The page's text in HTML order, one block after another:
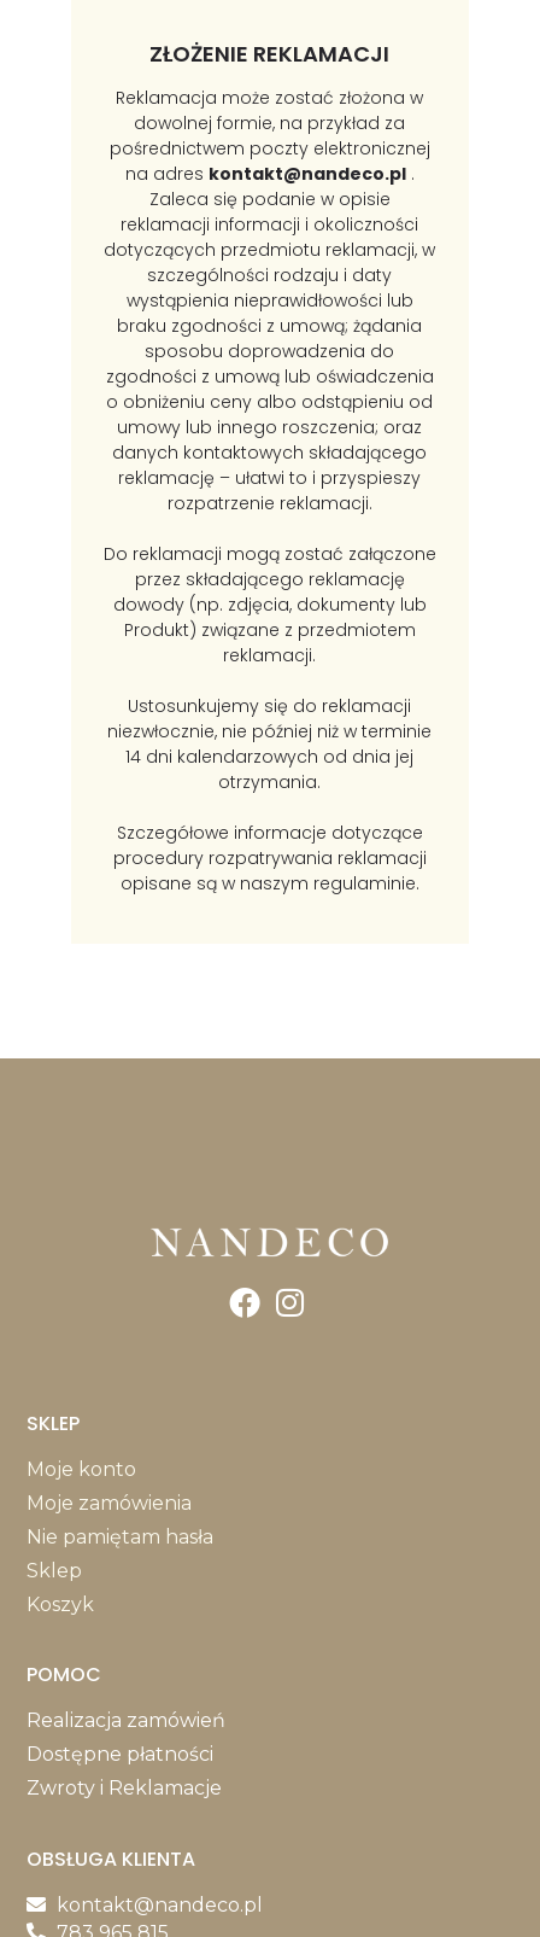
ZŁOŻENIE REKLAMACJI
Reklamacja może zostać złożona w
dowolnej formie, na przykład za
pośrednictwem poczty elektronicznej
na adres kontakt@nandeco.pl.
Zaleca się podanie w opisie
reklamacji informacji i okoliczności
dotyczących przedmiotu reklamacji, w
szczególności rodzaju i daty
wystąpienia nieprawidłowości lub
braku zgodności z umową; żądania
sposobu doprowadzenia do
zgodności z umową lub oświadczenia
o obniżeniu ceny albo odstąpieniu od
umowy lub innego roszczenia; oraz
danych kontaktowych składającego
reklamację – ułatwi to i przyspieszy
rozpatrzenie reklamacji.
Do reklamacji mogą zostać załączone
przez składającego reklamację
dowody (np. zdjęcia, dokumenty lub
Produkt) związane z przedmiotem
reklamacji.
Ustosunkujemy się do reklamacji
niezwłocznie, nie później niż w terminie
14 dni kalendarzowych od dnia jej
otrzymania.
Szczegółowe informacje dotyczące
procedury rozpatrywania reklamacji
opisane są w naszym regulaminie.
SKLEP
Moje konto
Moje zamówienia
Nie pamiętam hasła
Sklep
Koszyk
POMOC
Realizacja zamówień
Dostępne płatności
Zwroty i Reklamacje
OBSŁUGA KLIENTA
kontakt@nandeco.pl
783 965 815